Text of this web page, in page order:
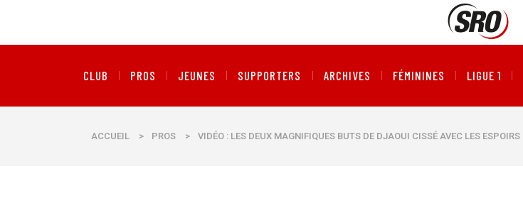
CLUB PROS JEUNES SUPPORTERS ARCHIVES FÉMININES LIGUE 1
ACCUEIL > PROS > VIDÉO : LES DEUX MAGNIFIQUES BUTS DE DJAOUI CISSÉ AVEC LES ESPOIRS